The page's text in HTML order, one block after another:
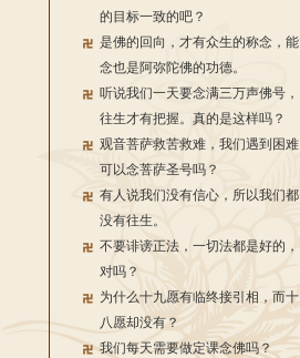
的目标一致的吧？
是佛的回向，才有众生的称念，能
念也是阿弥陀佛的功德。
听说我们一天要念满三万声佛号，
往生才有把握。真的是这样吗？
观音菩萨救苦救难，我们遇到困难
可以念菩萨圣号吗？
有人说我们没有信心，所以我们都
没有往生。
不要诽谤正法，一切法都是好的，
对吗？
为什么十九愿有临终接引相，而十
八愿却没有？
我们每天需要做定课念佛吗？